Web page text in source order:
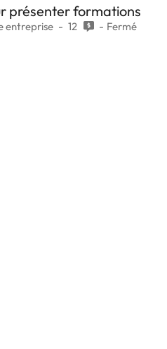
présenter formations
entreprise 12 Fermé